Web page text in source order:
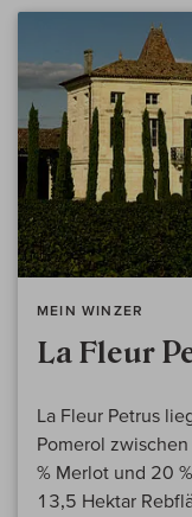
MEIN WINZER
La Fleur
La Fleur Petrus
Pomerol
% Merlot und 20
13,5 Hektar